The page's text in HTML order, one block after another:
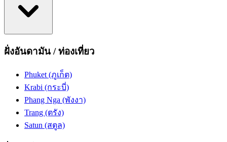
ฝั่งอันดามัน / ท่องเที่ยว
Phuket (ภูเก็ต)
Krabi (กระบี่)
Phang Nga (พังงา)
Trang (ตรัง)
Satun (สตูล)